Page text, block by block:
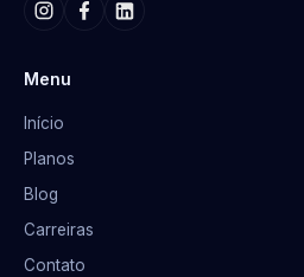
Menu
Início
Planos
Blog
Carreiras
Contato